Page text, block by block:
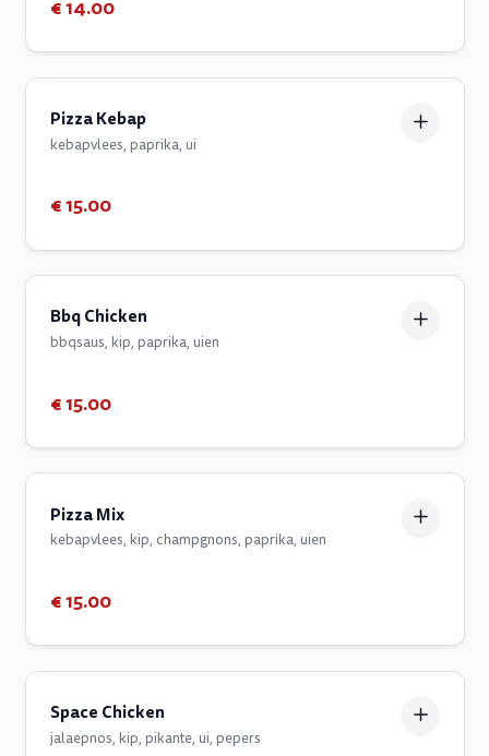
€ 14.00
Pizza Kebap
kebapvlees, paprika, ui
€ 15.00
Bbq Chicken
bbqsaus, kip, paprika, uien
€ 15.00
Pizza Mix
kebapvlees, kip, champgnons, paprika, uien
€ 15.00
Space Chicken
jalaepnos, kip, pikante, ui, pepers